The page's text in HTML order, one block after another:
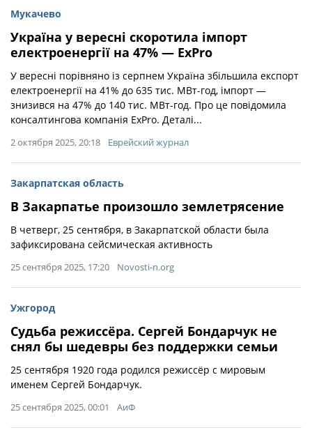
Мукачево
Україна у вересні скоротила імпорт
електроенергії на 47% — ExPrо
У вересні порівняно із серпнем Україна збільшила експорт
електроенергії на 41% до 635 тис. МВт-год, імпорт —
знизився на 47% до 140 тис. МВт-год. Про це повідомила
консалтингова компанія ExPro. Деталі...
2 октября 2025, 20:18 Еврейский журнал
Закарпатская область
В Закарпатье произошло землетрясение
В четверг, 25 сентября, в Закарпатской области была
зафиксирована сейсмическая активность
25 сентября 2025, 17:20 Novosti-n.org
Ужгород
Судьба режиссёра. Сергей Бондарчук не
снял бы шедевры без поддержки семьи
25 сентября 1920 года родился режиссёр с мировым
именем Сергей Бондарчук.
25 сентября 2025, 00:01 АиФ